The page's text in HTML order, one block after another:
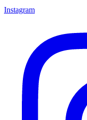
Instagram